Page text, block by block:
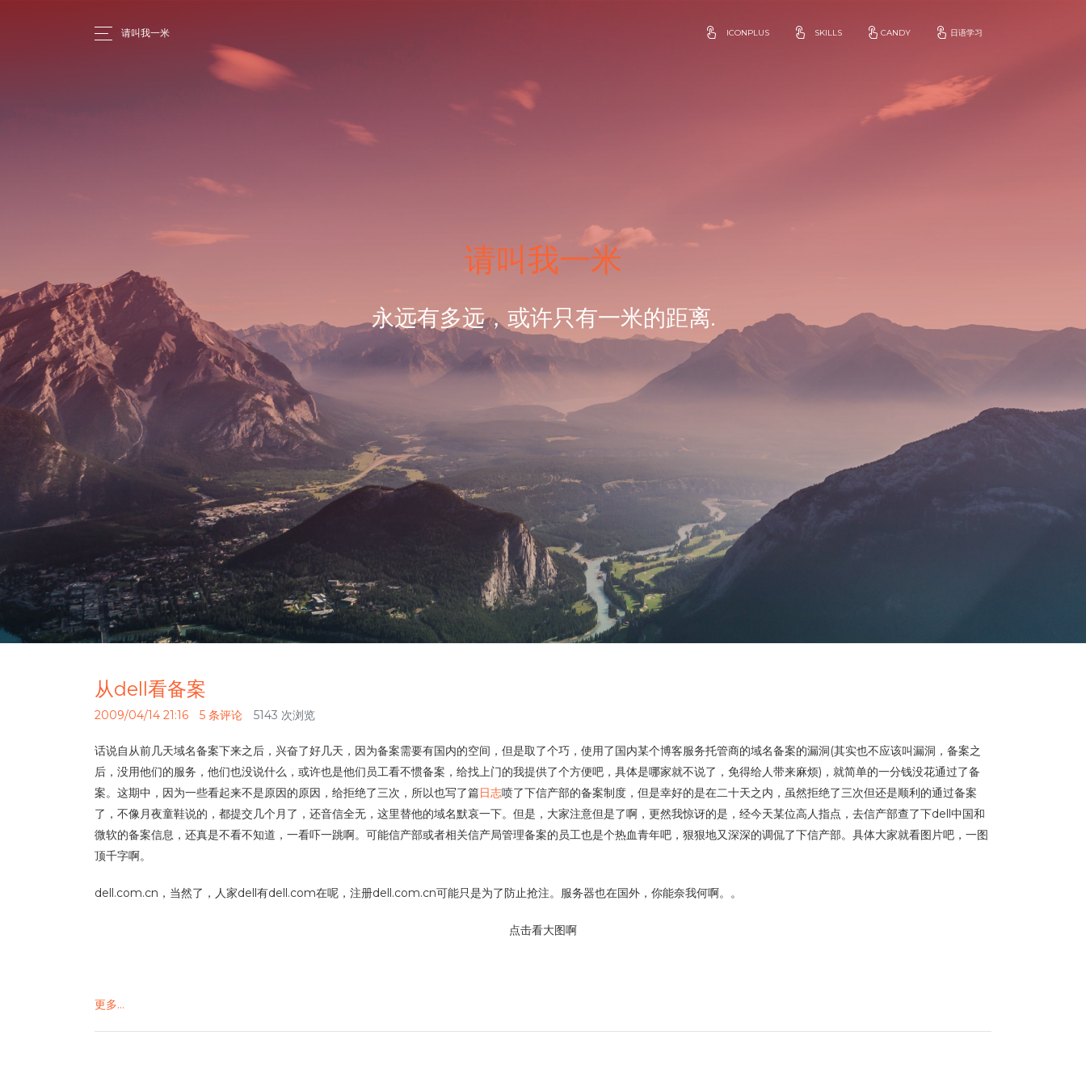
请叫我一米 ICONPLUS SKILLS CANDY 日语学习
请叫我一米
永远有多远，或许只有一米的距离.
从dell看备案
2009/04/14 21:16 5 条评论 5143 次浏览
话说自从前几天域名备案下来之后，兴奋了好几天，因为备案需要有国内的空间，但是取了个巧，使用了国内某个博客服务托管商的域名备案的漏洞(其实也不应该叫漏洞，备案之
后，没用他们的服务，他们也没说什么，或许也是他们员工看不惯备案，给找上门的我提供了个方便吧，具体是哪家就不说了，免得给人带来麻烦)，就简单的一分钱没花通过了备
案。这期中，因为一些看起来不是原因的原因，给拒绝了三次，所以也写了篇日志喷了下信产部的备案制度，但是幸好的是在二十天之内，虽然拒绝了三次但还是顺利的通过备案
了，不像月夜童鞋说的，都提交几个月了，还音信全无，这里替他的域名默哀一下。但是，大家注意但是了啊，更然我惊讶的是，经今天某位高人指点，去信产部查了下dell中国和
微软的备案信息，还真是不看不知道，一看吓一跳啊。可能信产部或者相关信产局管理备案的员工也是个热血青年吧，狠狠地又深深的调侃了下信产部。具体大家就看图片吧，一图
顶千字啊。
dell.com.cn，当然了，人家dell有dell.com在呢，注册dell.com.cn可能只是为了防止抢注。服务器也在国外，你能奈我何啊。。
点击看大图啊
更多…